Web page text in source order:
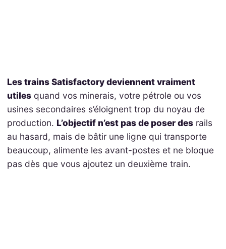
Les trains Satisfactory deviennent vraiment
utilesquand vos minerais, votre pétrole ou vos
usines secondaires s’éloignent trop du noyau de
production. L’objectif n’est pas de poser desrails
au hasard, mais de bâtir une ligne qui transporte
beaucoup, alimente les avant-postes et ne bloque
pas dès que vous ajoutez un deuxième train.